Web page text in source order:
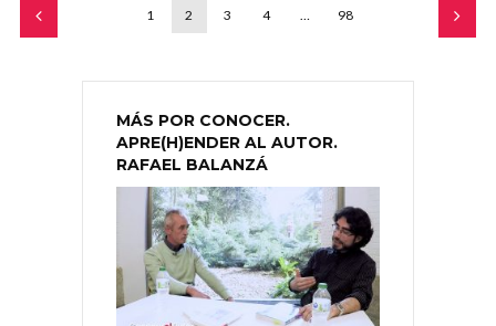
1 2 3 4 … 98
MÁS POR CONOCER.
APRE(H)ENDER AL AUTOR.
RAFAEL BALANZÁ